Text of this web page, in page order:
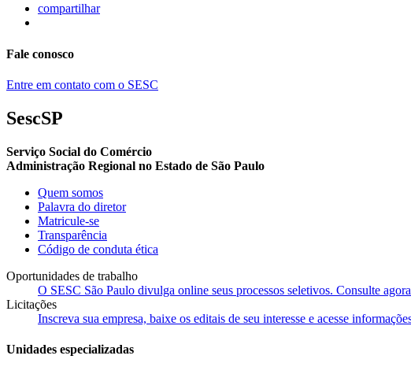
compartilhar
Fale conosco
Entre em contato com o SESC
SescSP
Serviço Social do Comércio
Administração Regional no Estado de São Paulo
Quem somos
Palavra do diretor
Matricule-se
Transparência
Código de conduta ética
Oportunidades de trabalho
O SESC São Paulo divulga online seus processos seletivos. Consulte
Licitações
Inscreva sua empresa, baixe os editais de seu interesse e acesse
Unidades especializadas